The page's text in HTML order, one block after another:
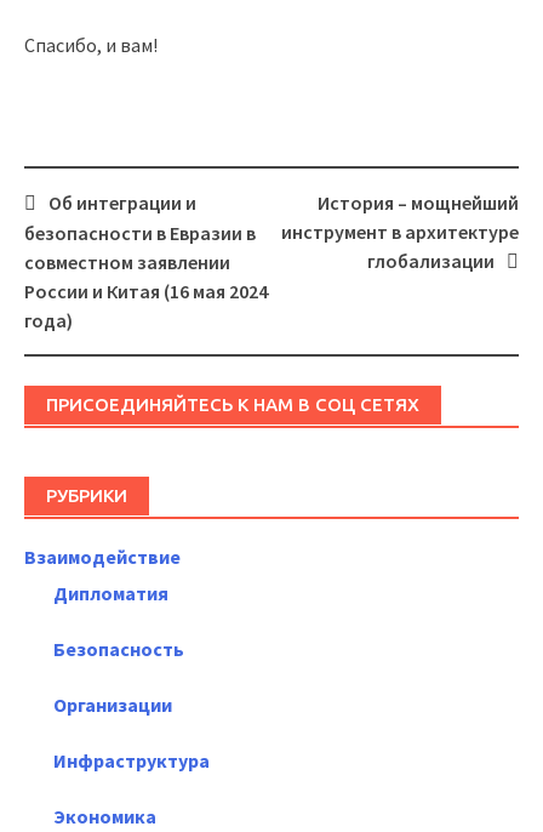
Спасибо, и вам!
Навигация
Об интеграции и
безопасности в Евразии в
совместном заявлении
России и Китая (16 мая 2024
года)
История – мощнейший
инструмент в архитектуре
глобализации
ПРИСОЕДИНЯЙТЕСЬ К НАМ В СОЦ СЕТЯХ
РУБРИКИ
Взаимодействие
Дипломатия
Безопасность
Организации
Инфраструктура
Экономика